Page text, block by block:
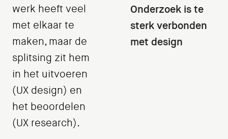
werk heeft veel
met elkaar te
maken, maar de
splitsing zit hem
in het uitvoeren
(UX design) en
het beoordelen
(UX research).
Onderzoek is te
sterk verbonden
met design